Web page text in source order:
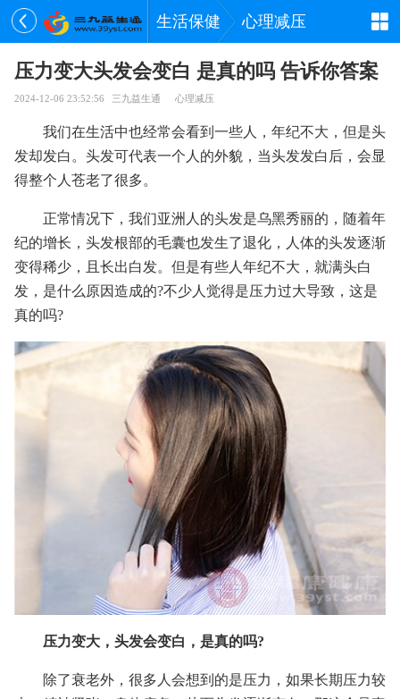
生活保健 心理减压
压力变大头发会变白 是真的吗 告诉你答案
2024-12-06 23:52:56 三九益生通 心理减压
我们在生活中也经常会看到一些人，年纪不大，但是头
发却发白。头发可代表一个人的外貌，当头发发白后，会显
得整个人苍老了很多。
正常情况下，我们亚洲人的头发是乌黑秀丽的，随着年
纪的增长，头发根部的毛囊也发生了退化，人体的头发逐渐
变得稀少，且长出白发。但是有些人年纪不大，就满头白
发，是什么原因造成的?不少人觉得是压力过大导致，这是
真的吗?
压力变大，头发会变白，是真的吗?
除了衰老外，很多人会想到的是压力，如果长期压力较